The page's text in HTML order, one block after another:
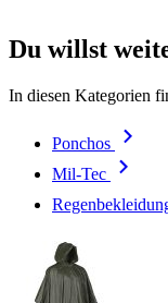
Du willst
In diesen Kategorien
Ponchos
Mil-Tec